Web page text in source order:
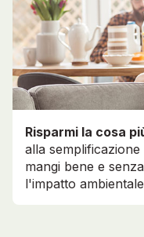
Risparmi la cosa
alla
mangi bene e
l'impatto